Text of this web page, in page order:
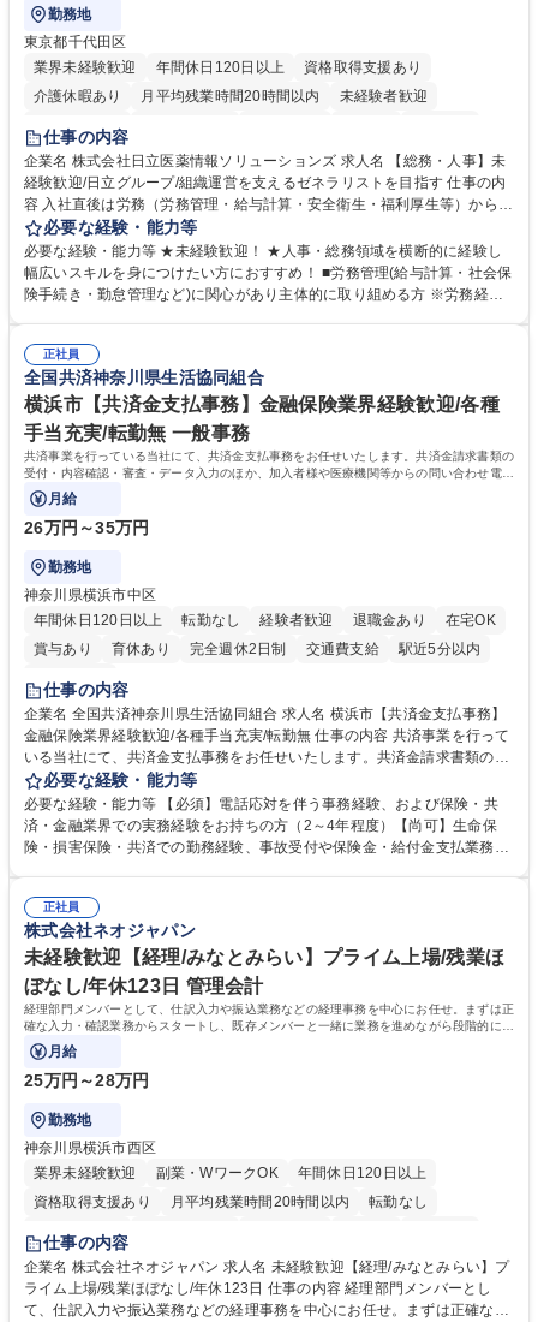
勤務地
東京都千代田区
業界未経験歓迎
年間休日120日以上
資格取得支援あり
介護休暇あり
月平均残業時間20時間以内
未経験者歓迎
住宅手当あり
育休あり
完全週休2日制 交通費支給 土日祝休み 寮・社宅あり
仕事の内容
企業名 株式会社日立医薬情報ソリューションズ 求人名 【総務・人事】未
経験歓迎/日立グループ/組織運営を支えるゼネラリストを目指す 仕事の内
容 入社直後は労務（労務管理・給与計算・安全衛生・福利厚生等）からお
任せいたします。将来は総務・採用・教育業務へ守備範囲を広げ、組織運
営を支えるゼネラリストをめざせます。 ・初期業務：労働時間管理、給与
計算、社会保険対応、福利厚生管理、安全衛生、健康経営推進等をお任せ
します。ご経験に応じて、休職者管理など、幅広く経験を積んでいただき
幅広く経験を積みたい意欲がある方に最適な環境です。 募集職種 【総
務・人事】未経験歓迎/日立グループ/組織運営を支えるゼネラリストを目
指す
必要な経験・能力等
必要な経験・能力等 ★未経験歓迎！ ★人事・総務領域を横断的に経験し
幅広いスキルを身につけたい方におすすめ！ ■労務管理(給与計算・社会保
険手続き・勤怠管理など)に関心があり主体的に取り組める方 ※労務経験
のご経験 ■労務管理（給与計算・社会保険手続き・勤怠管理など）の経験
■衛生管理者の資格をお持ちの方 学歴・資格 学歴：大学院 大学 高専 短大
専修学校 高校 語学力： 資格：
正社員
全国共済神奈川県生活協同組合
横浜市【共済金支払事務】金融保険業界経験歓迎/各種
手当充実/転勤無 一般事務
共済事業を行っている当社にて、共済金支払事務をお任せいたします。共済金請求書類の
受付・内容確認・審査・データ入力のほか、加入者様や医療機関等からの問い合わせ電話
対応や書類発送等を担当します。
月給
26万円～35万円
勤務地
神奈川県横浜市中区
年間休日120日以上
転勤なし 経験者歓迎 退職金あり
在宅OK
賞与あり
育休あり 完全週休2日制 交通費支給
駅近5分以内
土日祝休み
仕事の内容
企業名 全国共済神奈川県生活協同組合 求人名 横浜市【共済金支払事務】
金融保険業界経験歓迎/各種手当充実/転勤無 仕事の内容 共済事業を行って
いる当社にて、共済金支払事務をお任せいたします。共済金請求書類の受
付・内容確認・審査・データ入力のほか、加入者様や医療機関等からの問
い合わせ電話対応や書類発送等を担当します。 ■共済金請求書類の受付、
内容確認、および共済金支払に関する審査・事務処理業務全般を担当 ■専
用システムへのデータ入力、各種必要書類の作成・発送作業 ■加入者様や
指定する業務 募集職種 横浜市【共済金支払事務】金融保険業界経験歓迎/
各種手当充実/転勤無
必要な経験・能力等
必要な経験・能力等 【必須】電話応対を伴う事務経験、および保険・共
済・金融業界での実務経験をお持ちの方（2～4年程度）【尚可】生命保
険・損害保険・共済での勤務経験、事故受付や保険金・給付金支払業務経
務へのキャリアチェンジ希望者も大歓迎です！ 学歴・資格 学歴：大学院
大学 高専 短大 専修学校 高校 語学力： 資格：
正社員
株式会社ネオジャパン
未経験歓迎【経理/みなとみらい】プライム上場/残業ほ
ぼなし/年休123日 管理会計
経理部門メンバーとして、仕訳入力や振込業務などの経理事務を中心にお任せ。まずは正
確な入力・確認業務からスタートし、既存メンバーと一緒に業務を進めながら段階的に経
理知識を身につけていただきます。
月給
25万円～28万円
勤務地
神奈川県横浜市西区
業界未経験歓迎
副業・WワークOK
年間休日120日以上
資格取得支援あり
月平均残業時間20時間以内
転勤なし
未経験者歓迎
完全週休2日制
交通費支給 駅近5分以内 土日祝休み
服装自由
寮・社宅あり
仕事の内容
企業名 株式会社ネオジャパン 求人名 未経験歓迎【経理/みなとみらい】プ
ライム上場/残業ほぼなし/年休123日 仕事の内容 経理部門メンバーとし
て、仕訳入力や振込業務などの経理事務を中心にお任せ。まずは正確な入